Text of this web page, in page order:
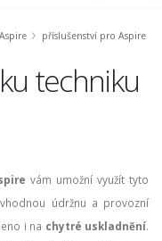
Aspire příslušenství pro Aspire
techniku
vám umožní využít tyto
údržnu a provozní
i na chytré uskladnění.